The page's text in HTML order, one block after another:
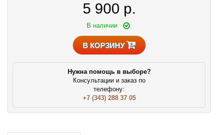
5 900 р.
В наличии
В КОРЗИНУ
Нужна помощь в выборе?
Консультации и заказ по
телефону:
+7 (343) 288 37 05